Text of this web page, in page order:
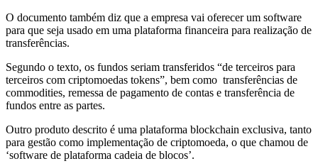
O documento também diz que a empresa vai oferecer um software
para que seja usado em uma plataforma financeira para realização de
transferências.
Segundo o texto, os fundos seriam transferidos “de terceiros para
terceiros com criptomoedas tokens”, bem como transferências de
commodities, remessa de pagamento de contas e transferência de
fundos entre as partes.
Outro produto descrito é uma plataforma blockchain exclusiva, tanto
para gestão como implementação de criptomoeda, o que chamou de
‘software de plataforma cadeia de blocos’.